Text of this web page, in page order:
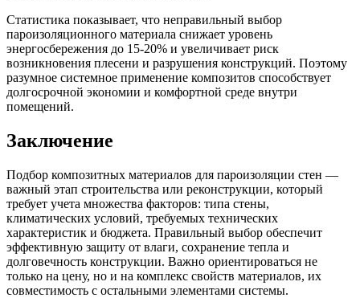
Статистика показывает, что неправильный выбор
пароизоляционного материала снижает уровень
энергосбережения до 15-20% и увеличивает риск
возникновения плесени и разрушения конструкций. Поэтому
разумное системное применение композитов способствует
долгосрочной экономии и комфортной среде внутри
помещений.
Заключение
Подбор композитных материалов для пароизоляции стен —
важный этап строительства или реконструкции, который
требует учета множества факторов: типа стены,
климатических условий, требуемых технических
характеристик и бюджета. Правильный выбор обеспечит
эффективную защиту от влаги, сохранение тепла и
долговечность конструкции. Важно ориентироваться не
только на цену, но и на комплекс свойств материалов, их
совместимость с остальными элементами системы.